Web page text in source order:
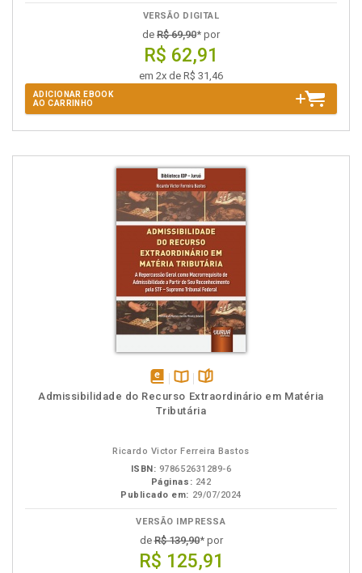
VERSÃO DIGITAL
de R$ 69,90* por
R$ 62,91
em 2x de R$ 31,46
ADICIONAR EBOOK
AO CARRINHO
disponível
em
Disponível
na
páginas
Admissibilidade do Recurso Extraordinário em Matéria
Tributária
Ricardo Victor Ferreira Bastos
ISBN: 978652631289-6
Páginas: 242
Publicado em: 29/07/2024
VERSÃO IMPRESSA
deR$ 139,90* por
R$ 125,91